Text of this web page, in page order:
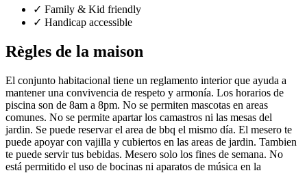
✓ Family & Kid friendly
✓ Handicap accessible
Règles de la maison
El conjunto habitacional tiene un reglamento interior que ayuda a
mantener una convivencia de respeto y armonía. Los horarios de
piscina son de 8am a 8pm. No se permiten mascotas en areas
comunes. No se permite apartar los camastros ni las mesas del
jardin. Se puede reservar el area de bbq el mismo día. El mesero te
puede apoyar con vajilla y cubiertos en las areas de jardin. Tambien
te puede servir tus bebidas. Mesero solo los fines de semana. No
está permitido el uso de bocinas ni aparatos de música en la